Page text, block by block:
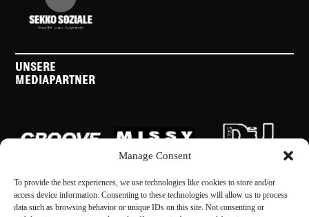
Manage Consent
To provide the best experiences, we use technologies like cookies to store and/or
access device information. Consenting to these technologies will allow us to process
data such as browsing behavior or unique IDs on this site. Not consenting or
UNSERE
MEDIAPARTNER